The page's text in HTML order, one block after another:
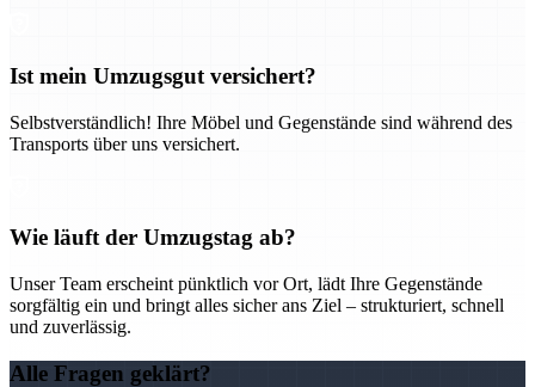
Ist mein Umzugsgut versichert?
Selbstverständlich! Ihre Möbel und Gegenstände sind während des
Transports über uns versichert.
Wie läuft der Umzugstag ab?
Unser Team erscheint pünktlich vor Ort, lädt Ihre Gegenstände
sorgfältig ein und bringt alles sicher ans Ziel – strukturiert, schnell
und zuverlässig.
Alle Fragen geklärt?